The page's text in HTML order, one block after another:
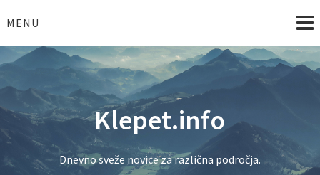
toMENU
Klepet.info
Dnevno sveže novice za različna področja.